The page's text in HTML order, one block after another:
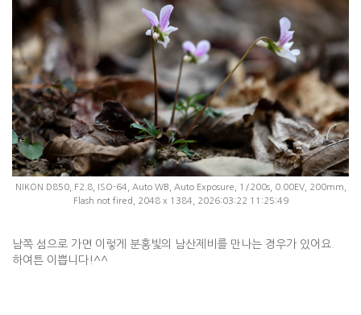
NIKON D850, F2.8, ISO-64, Auto WB, Auto Exposure, 1/200s, 0.00EV, 200mm,
Flash not fired, 2048 x 1384, 2026:03:22 11:25:49
남쪽 섬으로 가면 이렇게 분홍빛의 남산제비를 만나는 경우가 있어요.
하여튼 이쁩니다!^^